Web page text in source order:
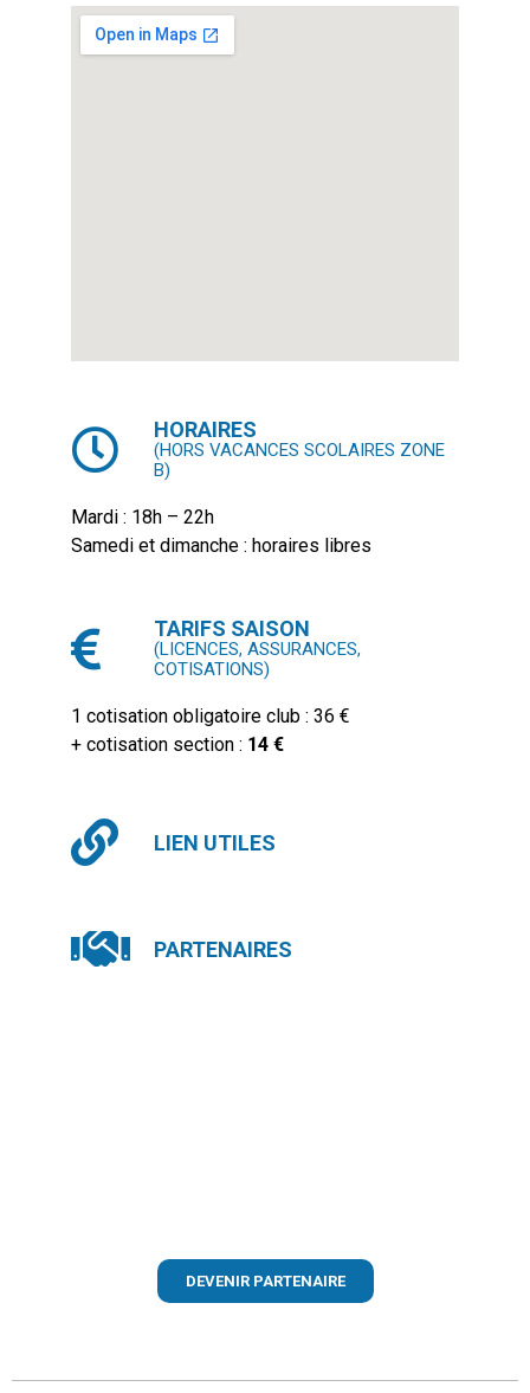
HORAIRES
(HORS VACANCES SCOLAIRES ZONE
B)
Mardi : 18h – 22h
Samedi et dimanche : horaires libres
TARIFS SAISON
(LICENCES, ASSURANCES,
COTISATIONS)
1 cotisation obligatoire club : 36 €
+ cotisation section : 14 €
LIEN UTILES
PARTENAIRES
DEVENIR PARTENAIRE